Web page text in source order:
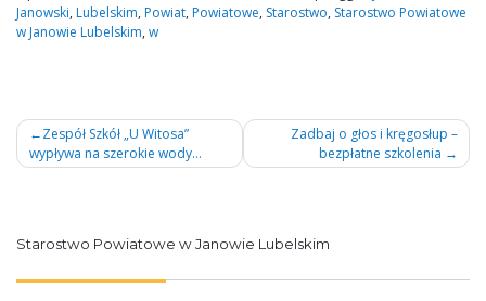
Janowski, Lubelskim, Powiat, Powiatowe, Starostwo, Starostwo Powiatowe
w Janowie Lubelskim, w
Nawigacja
wpisu
Zespół Szkół „U Witosa”
wypływa na szerokie wody…
Zadbaj o głos i kręgosłup –
bezpłatne szkolenia
Starostwo Powiatowe w Janowie Lubelskim